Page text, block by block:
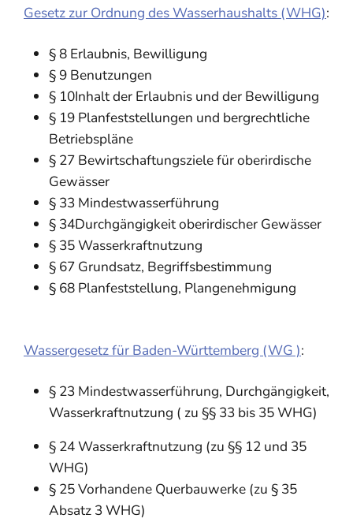
Gesetz zur Ordnung des Wasserhaushalts (WHG):
§ 8 Erlaubnis, Bewilligung
§ 9 Benutzungen
§ 10Inhalt der Erlaubnis und der Bewilligung
§ 19 Planfeststellungen und bergrechtliche
Betriebspläne
§ 27 Bewirtschaftungsziele für oberirdische
Gewässer
§ 33 Mindestwasserführung
§ 34Durchgängigkeit oberirdischer Gewässer
§ 35 Wasserkraftnutzung
§ 67 Grundsatz, Begriffsbestimmung
§ 68 Planfeststellung, Plangenehmigung
Wassergesetz für Baden-Württemberg (WG ):
§ 23 Mindestwasserführung, Durchgängigkeit,
Wasserkraftnutzung ( zu §§ 33 bis 35 WHG)
§ 24 Wasserkraftnutzung (zu §§ 12 und 35
WHG)
§ 25 Vorhandene Querbauwerke (zu § 35
Absatz 3 WHG)